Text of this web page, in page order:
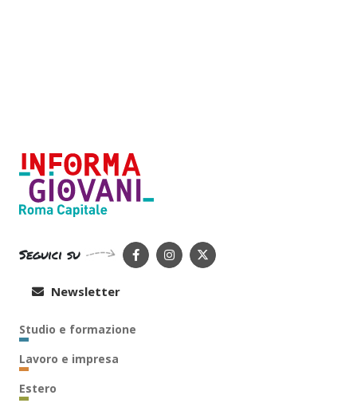
Seguici su
Newsletter
Studio e formazione
Lavoro e impresa
Estero